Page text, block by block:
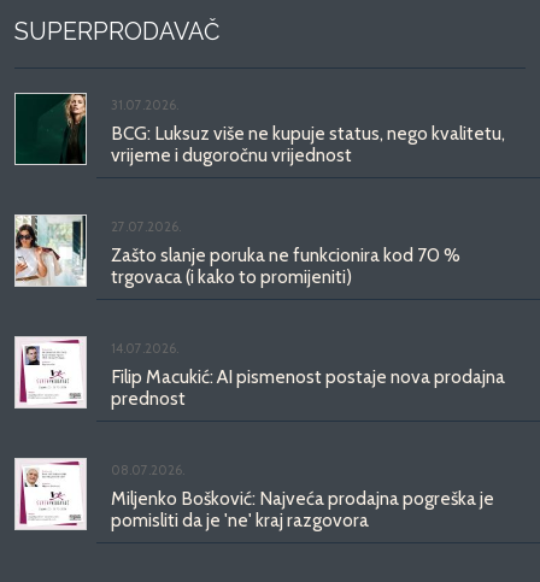
SUPERPRODAVAČ
31.07.2026.
BCG: Luksuz više ne kupuje status, nego kvalitetu,
vrijeme i dugoročnu vrijednost
27.07.2026.
Zašto slanje poruka ne funkcionira kod 70 %
trgovaca (i kako to promijeniti)
14.07.2026.
Filip Macukić: AI pismenost postaje nova prodajna
prednost
08.07.2026.
Miljenko Bošković: Najveća prodajna pogreška je
pomisliti da je 'ne' kraj razgovora